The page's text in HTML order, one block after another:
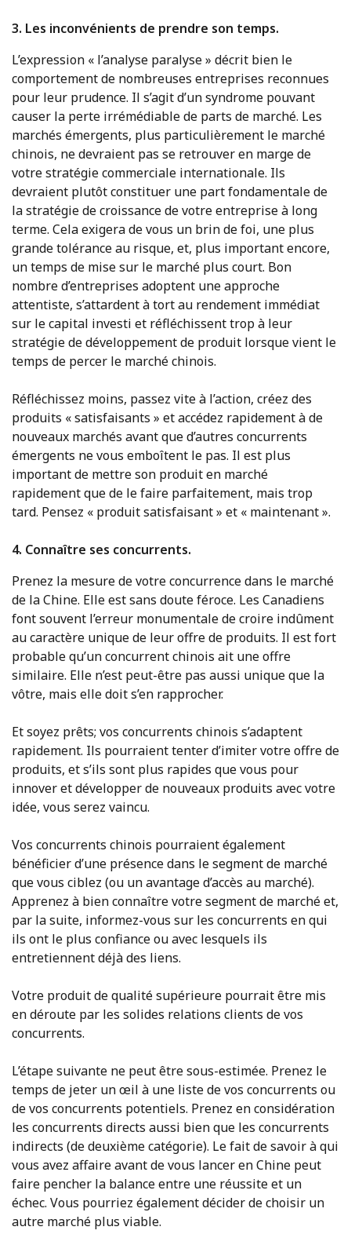
3. Les inconvénients de prendre son temps.
L’expression « l’analyse paralyse » décrit bien le
comportement de nombreuses entreprises reconnues
pour leur prudence. Il s’agit d’un syndrome pouvant
causer la perte irrémédiable de parts de marché. Les
marchés émergents, plus particulièrement le marché
chinois, ne devraient pas se retrouver en marge de
votre stratégie commerciale internationale. Ils
devraient plutôt constituer une part fondamentale de
la stratégie de croissance de votre entreprise à long
terme. Cela exigera de vous un brin de foi, une plus
grande tolérance au risque, et, plus important encore,
un temps de mise sur le marché plus court. Bon
nombre d’entreprises adoptent une approche
attentiste, s’attardent à tort au rendement immédiat
sur le capital investi et réfléchissent trop à leur
stratégie de développement de produit lorsque vient le
temps de percer le marché chinois.
Réfléchissez moins, passez vite à l’action, créez des
produits « satisfaisants » et accédez rapidement à de
nouveaux marchés avant que d’autres concurrents
émergents ne vous emboîtent le pas. Il est plus
important de mettre son produit en marché
rapidement que de le faire parfaitement, mais trop
tard. Pensez « produit satisfaisant » et « maintenant ».
4. Connaître ses concurrents.
Prenez la mesure de votre concurrence dans le marché
de la Chine. Elle est sans doute féroce. Les Canadiens
font souvent l’erreur monumentale de croire indûment
au caractère unique de leur offre de produits. Il est fort
probable qu’un concurrent chinois ait une offre
similaire. Elle n’est peut-être pas aussi unique que la
vôtre, mais elle doit s’en rapprocher.
Et soyez prêts; vos concurrents chinois s’adaptent
rapidement. Ils pourraient tenter d’imiter votre offre de
produits, et s’ils sont plus rapides que vous pour
innover et développer de nouveaux produits avec votre
idée, vous serez vaincu.
Vos concurrents chinois pourraient également
bénéficier d’une présence dans le segment de marché
que vous ciblez (ou un avantage d’accès au marché).
Apprenez à bien connaître votre segment de marché et,
par la suite, informez-vous sur les concurrents en qui
ils ont le plus confiance ou avec lesquels ils
entretiennent déjà des liens.
Votre produit de qualité supérieure pourrait être mis
en déroute par les solides relations clients de vos
concurrents.
L’étape suivante ne peut être sous-estimée. Prenez le
temps de jeter un œil à une liste de vos concurrents ou
de vos concurrents potentiels. Prenez en considération
les concurrents directs aussi bien que les concurrents
indirects (de deuxième catégorie). Le fait de savoir à qui
vous avez affaire avant de vous lancer en Chine peut
faire pencher la balance entre une réussite et un
échec. Vous pourriez également décider de choisir un
autre marché plus viable.